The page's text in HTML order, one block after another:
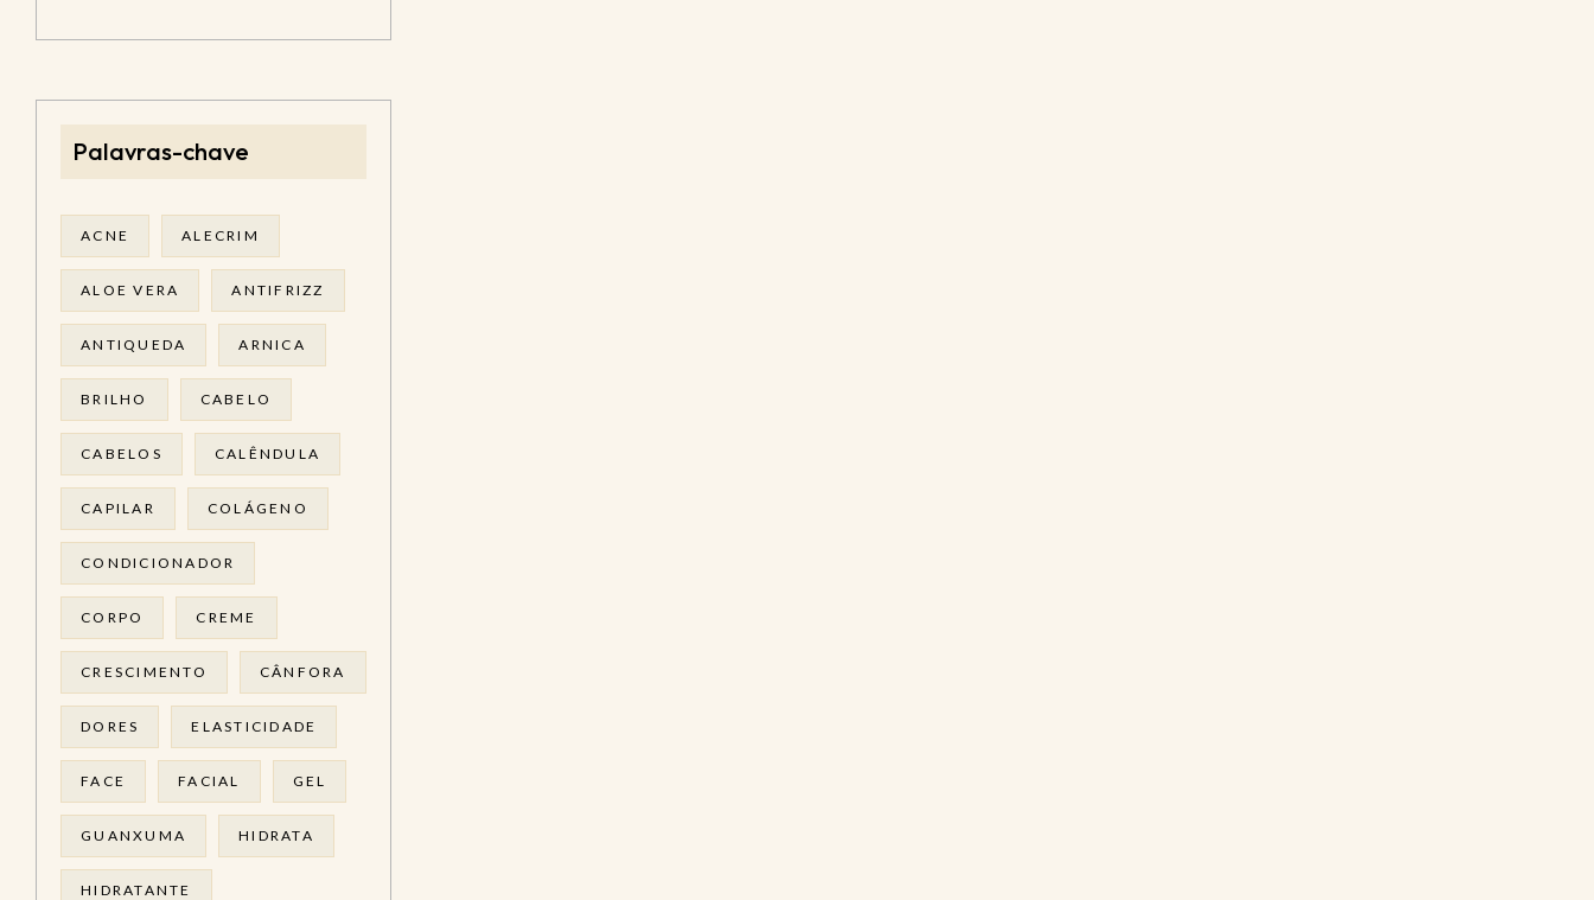
Palavras-chave
ACNE ALECRIM
ALOE VERA ANTIFRIZZ
ANTIQUEDA ARNICA
BRILHO CABELO
CABELOS CALÊNDULA
CAPILAR COLÁGENO
CONDICIONADOR
CORPO CREME
CRESCIMENTO CÂNFORA
DORES ELASTICIDADE
FACE FACIAL GEL
GUANXUMA HIDRATA
HIDRATANTE